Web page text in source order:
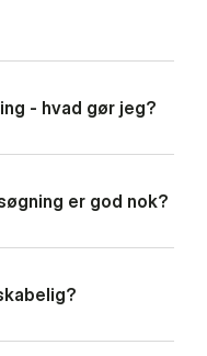
- hvad gør jeg?
er god nok?